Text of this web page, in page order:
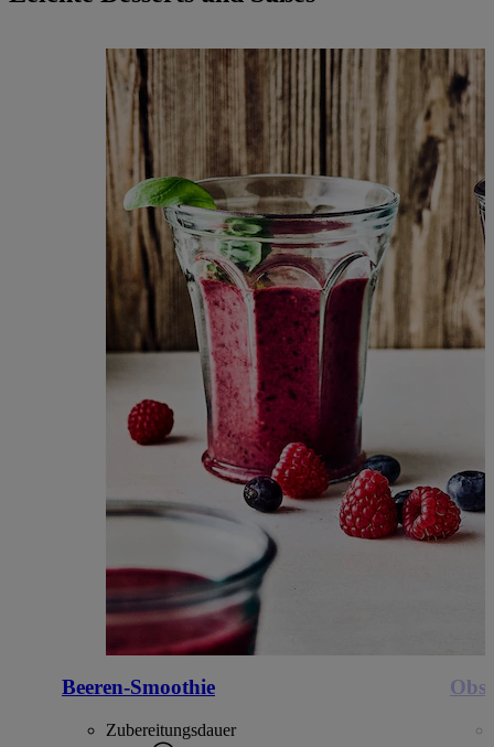
Beeren-Smoothie
Zubereitungsdauer